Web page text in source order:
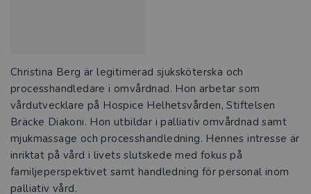
Christina Berg är legitimerad sjuksköterska och
processhandledare i omvårdnad. Hon arbetar som
vårdutvecklare på Hospice Helhetsvården, Stiftelsen
Bräcke Diakoni. Hon utbildar i palliativ omvårdnad samt
mjukmassage och processhandledning. Hennes intresse är
inriktat på vård i livets slutskede med fokus på
familjeperspektivet samt handledning för personal inom
palliativ vård.